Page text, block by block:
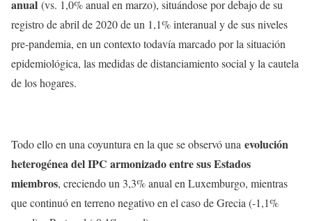
anual (vs. 1,0% anual en marzo), situándose por debajo de su
registro de abril de 2020 de un 1,1% interanual y de sus niveles
pre-pandemia, en un contexto todavía marcado por la situación
epidemiológica, las medidas de distanciamiento social y la cautela
de los hogares.
Todo ello en una coyuntura en la que se observó una evolución
heterogénea del IPC armonizado entre sus Estados
miembros, creciendo un 3,3% anual en Luxemburgo, mientras
que continuó en terreno negativo en el caso de Grecia (-1,1%